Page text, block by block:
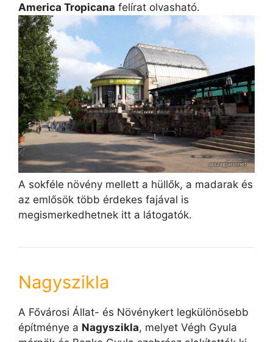
America Tropicana felírat olvasható.
A sokféle növény mellett a hüllők, a madarak és
az emlősök több érdekes fajával is
megismerkedhetnek itt a látogatók.
Nagyszikla
A Fővárosi Állat- és Növénykert legkülönösebb
építménye a Nagyszikla, melyet Végh Gyula